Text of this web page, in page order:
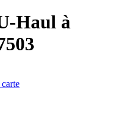
Haul à